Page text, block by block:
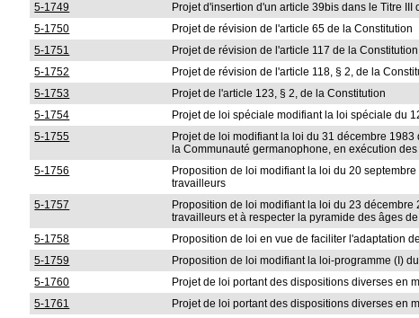
5-1749 Projet d'insertion d'un article 39bis dans le Titre III
5-1750
Projet de révision de l'article 65 de la Constitution
5-1751
Projet de révision de l'article 117 de la Constitution
5-1752
Projet de révision de l'article 118, § 2, de la
5-1753
Projet de l'article 123, § 2, de la Constitution
5-1754
Projet de loi spéciale modifiant la loi spéciale du
5-1755
Projet de loi modifiant la loi du 31 décembre
la Communauté germanophone, en exécution
5-1756
Proposition de loi modifiant la loi du 20
travailleurs
5-1757
Proposition de loi modifiant la loi du 23
travailleurs et à respecter la pyramide des âges
5-1758 Proposition de loi en vue de faciliter l'adaptation
5-1759
Proposition de loi modifiant la loi-programme (I)
5-1760
Projet de loi portant des dispositions diverses en
5-1761
Projet de loi portant des dispositions diverses en